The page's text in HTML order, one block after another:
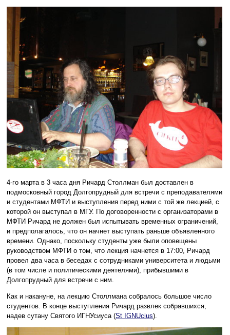
4-го марта в 3 часа дня Ричард Столлман был доставлен в
подмосковный город Долгопрудный для встречи с преподавателями
и студентами МФТИ и выступления перед ними с той же лекцией, с
которой он выступал в МГУ. По договоренности с организаторами в
МФТИ Ричард не должен был испытывать временных ограничений,
и предполагалось, что он начнет выступать раньше объявленного
времени. Однако, поскольку студенты уже были оповещены
руководством МФТИ о том, что лекция начнется в 17:00, Ричард
провел два часа в беседах с сотрудниками университета и людьми
(в том числе и политическими деятелями), прибывшими в
Долгопрудный для встречи с ним.
Как и накануне, на лекцию Столлмана собралось большое число
студентов. В конце выступления Ричард развлек собравшихся,
надев сутану Святого ИГНУсиуса (St IGNUcius).